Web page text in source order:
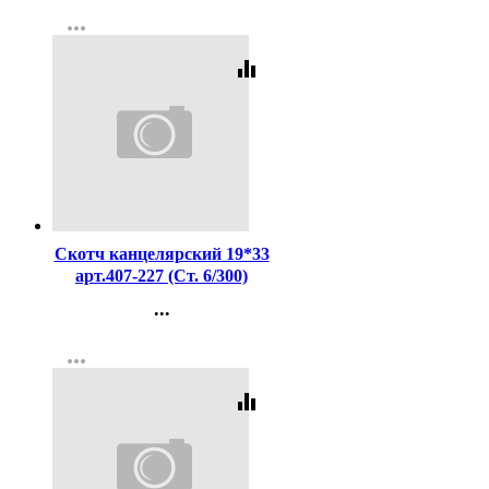
Регистрация
more_horiz
equalizer
Скотч канцелярский 19*33
арт.407-227 (Ст. 6/300)
...
Регистрация
more_horiz
equalizer